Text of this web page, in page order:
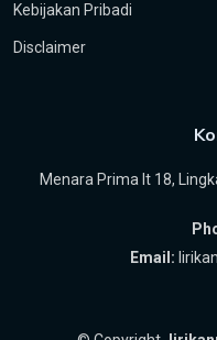
Kebijakan Pribadi
Disclaimer
Menara Prima lt 18,
Email: